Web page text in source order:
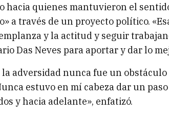
hacia quienes mantuvieron el
a través de un proyecto político.
y la actitud y seguir
Das Neves para aportar y dar lo
la adversidad nunca fue un
estuvo en mí cabeza dar un
y hacia adelante», enfatizó.